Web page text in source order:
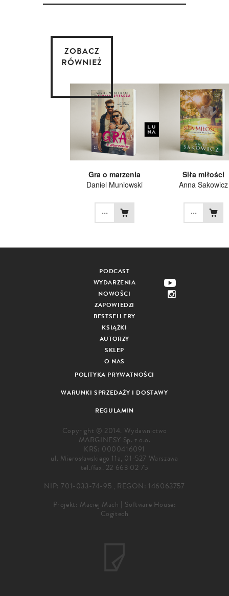
ZOBACZ
RÓWNIEŻ
Gra o marzenia
Daniel Muniowski
...
Siła miłości
Anna Sakowicz
...
PODCAST
WYDARZENIA
NOWOŚCI
ZAPOWIEDZI
BESTSELLERY
KSIĄŻKI
AUTORZY
SKLEP
O NAS
POLITYKA PRYWATNOŚCI
WARUNKI SPRZEDAŻY I DOSTAWY
REGULAMIN
Copyright © 2014. Wydawnictwo
MARGINESY Sp. z o.o.
KRS: 0000416091
ul. Mierosławskiego 11a, 01-527 Warszawa
tel./fax. 22 663 02 75
NIP: 701-033-74-95 , REGON: 146063757
Projekt: Maciej Mach | Software House:
Cogitech